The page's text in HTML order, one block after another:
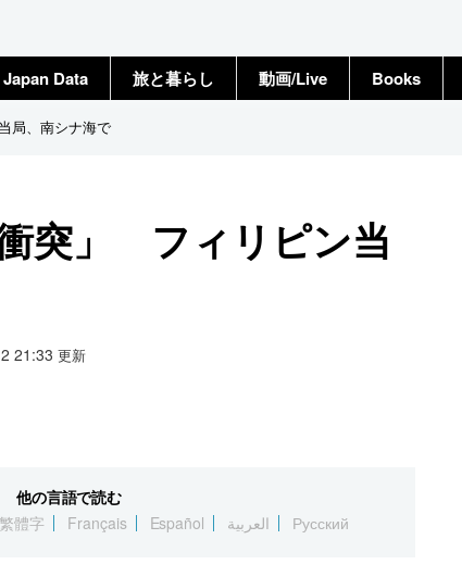
Japan Data 旅と暮らし 動画/Live Books
局、南シナ海で
衝突」 フィリピン当
21:33 更新
他の言語で読む
繁體字 Français Español العربية Русский